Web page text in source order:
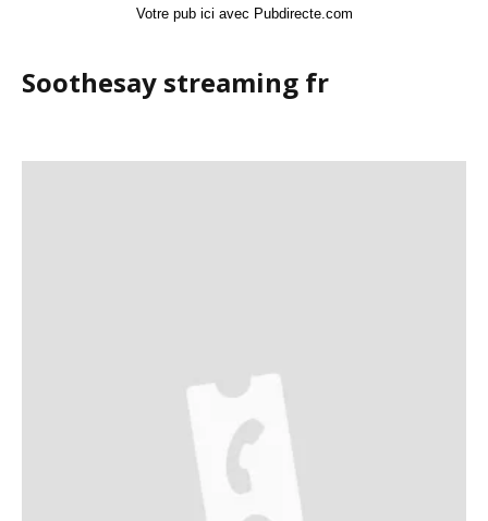
Votre pub ici avec Pubdirecte.com
Soothesay streaming fr